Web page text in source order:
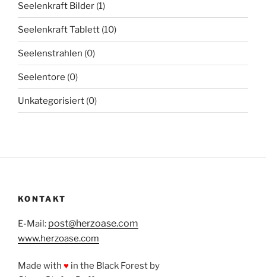
Seelenkraft Bilder (1)
Seelenkraft Tablett (10)
Seelenstrahlen (0)
Seelentore (0)
Unkategorisiert (0)
KONTAKT
E-Mail: post@herzoase.com
www.herzoase.com
Made with ♥ in the Black Forest by